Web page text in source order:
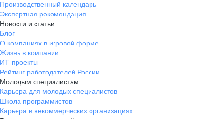
Производственный календарь
Экспертная рекомендация
Новости и статьи
Блог
О компаниях в игровой форме
Жизнь в компании
ИТ-проекты
Рейтинг работодателей России
Молодым специалистам
Карьера для молодых специалистов
Школа программистов
Карьера в некоммерческих организациях